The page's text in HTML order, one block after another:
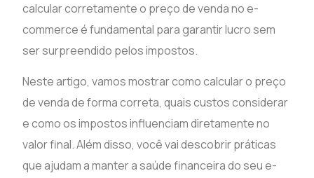
calcular corretamente o preço de venda no e-
commerce é fundamental para garantir lucro sem
ser surpreendido pelos impostos.
Neste artigo, vamos mostrar como calcular o preço
de venda de forma correta, quais custos considerar
e como os impostos influenciam diretamente no
valor final. Além disso, você vai descobrir práticas
que ajudam a manter a saúde financeira do seu e-